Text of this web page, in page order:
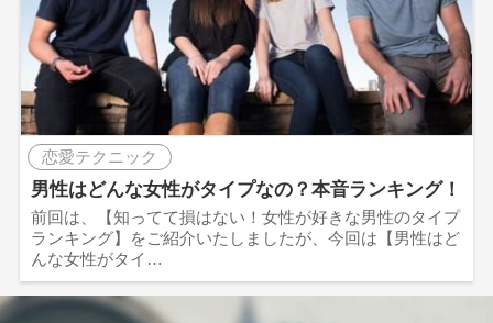
恋愛テクニック
男性はどんな女性がタイプなの？本音ランキング！
前回は、【知ってて損はない！女性が好きな男性のタイプ
ランキング】をご紹介いたしましたが、今回は【男性はど
んな女性がタイ…